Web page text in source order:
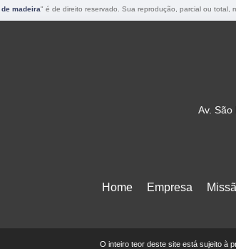
madeira" é de direito reservado. Sua reprodução, parcial ou total,
Av. São
Home Empresa
O inteiro teor deste site está sujeito à